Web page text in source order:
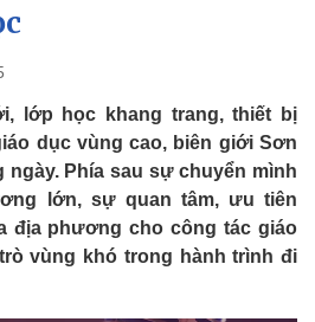
Việc làm
Biển đảo
lớp học khang trang, thiết bị
dục vùng cao, biên giới Sơn
ngày. Phía sau sự chuyển mình
lớn, sự quan tâm, ưu tiên
địa phương cho công tác giáo
vùng khó trong hành trình đi